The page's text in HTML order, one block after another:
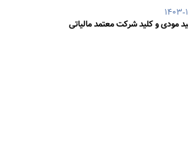
۱۱-۰۹
مودی و کلید شرکت معتمد مالیاتی